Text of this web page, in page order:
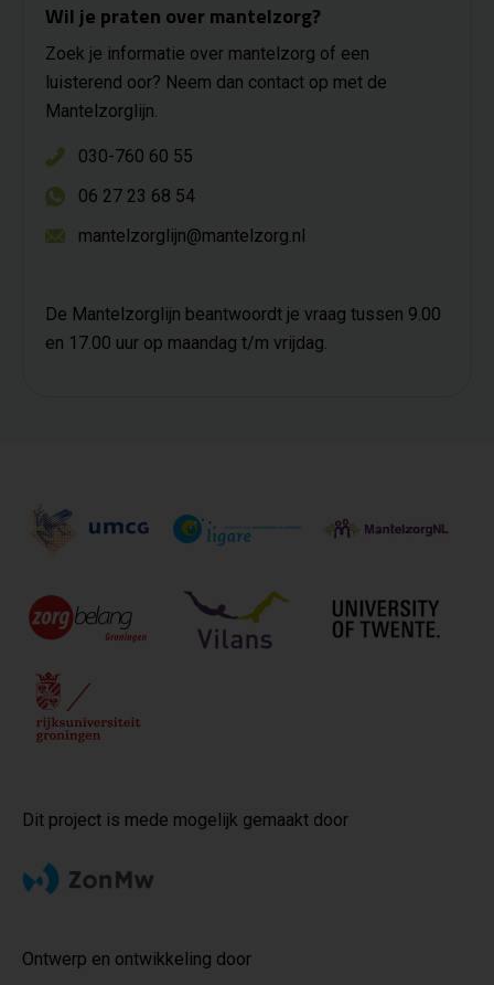
Wil je praten over mantelzorg?
Zoek je informatie over mantelzorg of een
luisterend oor? Neem dan contact op met de
Mantelzorglijn.
030-760 60 55
06 27 23 68 54
mantelzorglijn@mantelzorg.nl
De Mantelzorglijn beantwoordt je vraag tussen 9.00
en 17.00 uur op maandag t/m vrijdag.
Dit project is mede mogelijk gemaakt door
Ontwerp en ontwikkeling door